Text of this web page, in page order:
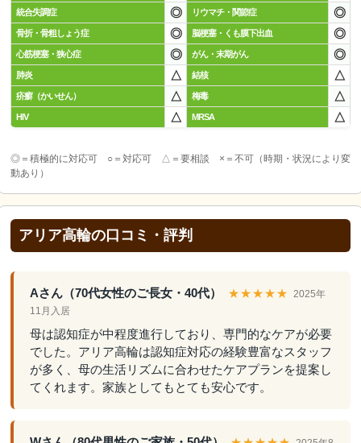
統合失調症 ◎ リウマチ・関節症 ◎
骨折・骨粗しょう症 ◎ 脳梗塞・くも膜下出血 ◎
心筋梗塞・狭心症 ◎ がん・末期がん ◎
肺炎 △ 結核 △
疥癬（かいせん） △ 梅毒 △
HIV △ MRSA △
◎＝積極的に対応可 ○＝対応可 △＝要相談 ×＝不可（時期・状況により変
動あり）
アリア高輪の口コミ・評判
Aさん（70代女性のご長女・40代） ★★★★★
2025年
11月入居
母は認知症が中程度進行しており、専門的なケアが必要
でした。アリア高輪は認知症対応の経験豊富なスタッフ
が多く、母の生活リズムに合わせたケアプランを提案し
てくれます。家族としてもとても安心です。